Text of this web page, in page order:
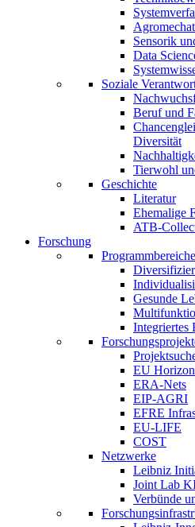
Sensorik
Data
Soziale
Beruf und
Diversität
Tierwohl
Geschichte
Literatur
Ehemalige
ATB-
Forschung
Programmbereiche
Gesunde
Integriertes
EU
ERA-Nets
EIP-AGRI
EFRE
EU-LIFE
COST
Netzwerke
Leibniz
Joint Lab
Verbünde